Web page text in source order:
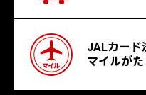
JALカード
マイルがた